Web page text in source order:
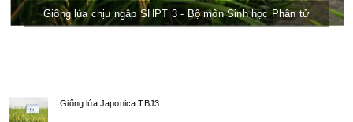
Giống lúa chịu ngập SHPT 3 - Bộ môn Sinh học Phân tử
Giống lúa Japonica TBJ3